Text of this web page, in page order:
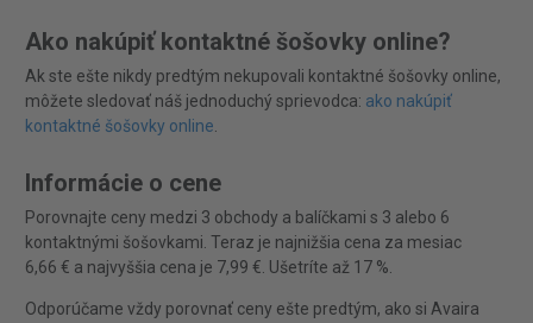
Ako nakúpiť kontaktné šošovky online?
Ak ste ešte nikdy predtým nekupovali kontaktné šošovky online,
môžete sledovať náš jednoduchý sprievodca: ako nakúpiť
kontaktné šošovky online.
Informácie o cene
Porovnajte ceny medzi 3 obchody a balíčkami s 3 alebo 6
kontaktnými šošovkami. Teraz je najnižšia cena za mesiac
6,66 € a najvyššia cena je 7,99 €. Ušetríte až 17 %.
Odporúčame vždy porovnať ceny ešte predtým, ako si Avaira